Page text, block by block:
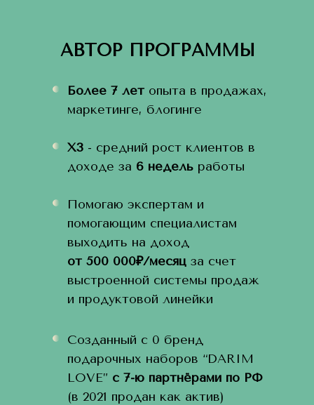
АВТОР ПРОГРАММЫ
Более 7 лет опыта в продажах,
маркетинге, блогинге
Х3 - средний рост клиентов в
доходе за 6 недель работы
Созданный с 0 бренд
подарочных наборов “DARIM
LOVE” с 7-ю партнёрами по РФ
(в 2021 продан как актив)
Помогаю экспертам и
помогающим специалистам
выходить на доход
от 500 000₽/месяц за счет
выстроенной системы продаж
и продуктовой линейки